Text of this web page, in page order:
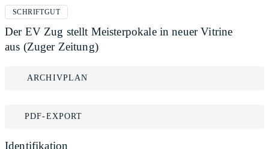
SCHRIFTGUT
Der EV Zug stellt Meisterpokale in neuer Vitrine
aus (Zuger Zeitung)
ARCHIVPLAN
PDF-EXPORT
Identifikation